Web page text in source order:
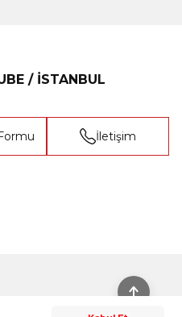
/ İSTANBUL
İletişim